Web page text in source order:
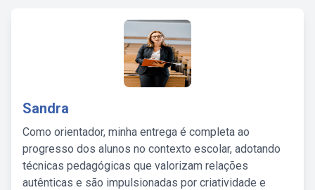
Sandra
Como orientador, minha entrega é completa ao
progresso dos alunos no contexto escolar, adotando
técnicas pedagógicas que valorizam relações
autênticas e são impulsionadas por criatividade e